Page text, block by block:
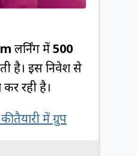
लर्निंग में500
है। इस निवेश से
रही है।
तैयारी में ग्रुप